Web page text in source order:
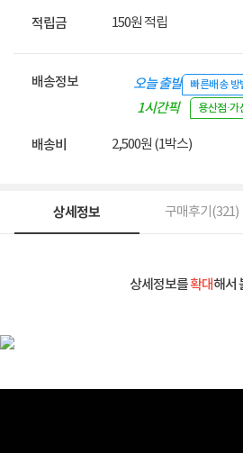
적립금 150원 적립
배송정보 오늘 출발 빠른배송 방
1시간픽
용산점·
배송비 2,500원 (1박스)
상세정보 구매후기(321)
상세정보를확대해서